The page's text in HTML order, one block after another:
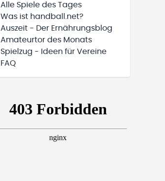
Alle Spiele des Tages
Was ist handball.net?
Auszeit - Der Ernährungsblog
Amateurtor des Monats
Spielzug - Ideen für Vereine
FAQ